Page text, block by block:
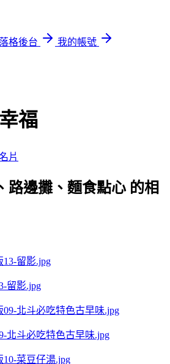
格後台
我的帳號
福
片
路邊攤、麵食點心 的相
留影.jpg
北斗必吃特色古早味.jpg